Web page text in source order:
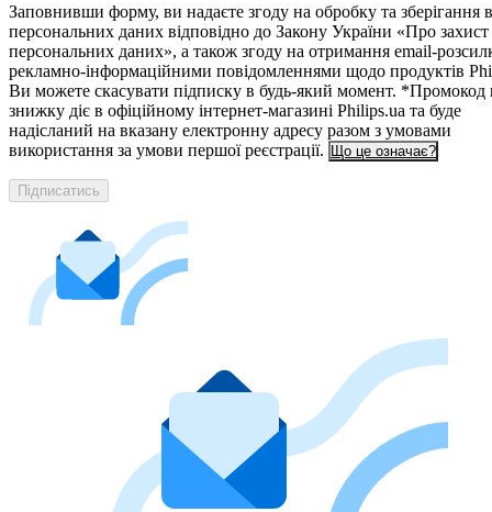
Заповнивши форму, ви надаєте згоду на обробку та зберігання
персональних даних відповідно до Закону України «Про захист
персональних даних», а також згоду на отримання email-
рекламно-інформаційними повідомленнями щодо продуктів
Ви можете скасувати підписку в будь-який момент. *Промокод
знижку діє в офіційному інтернет-магазині Philips.ua та буде
надісланий на вказану електронну адресу разом з умовами
використання за умови першої реєстрації. Що це означає?
Підписатись